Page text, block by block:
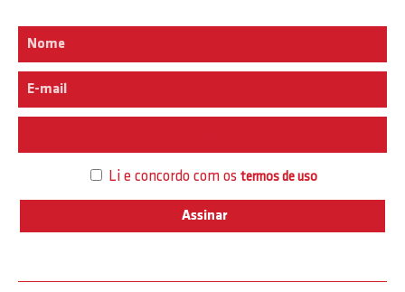
Li e concordo com os termos de uso